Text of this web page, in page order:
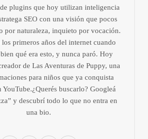
plugins que hoy utilizan inteligencia
SEO con una visión que pocos
por naturaleza, inquieto por vocación.
los primeros años del internet cuando
qué era esto, y nunca paró. Hoy
de Las Aventuras de Puppy, una
para niños que ya conquista
YouTube.¿Querés buscarlo? Googleá
y descubrí todo lo que no entra en
una bio.